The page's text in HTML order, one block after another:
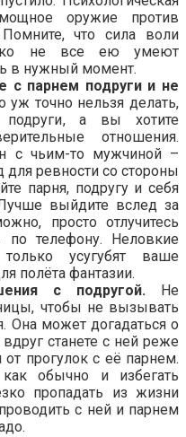
оружие против
что сила воли
не все ею умеют
в нужный момент.
с парнем подруги и не
уж точно нельзя делать,
подруги, а вы хотите
отношения.
с чьим-то мужчиной –
для ревности со стороны
парня, подругу и себя
выйдите вслед за
просто отлучитесь
по телефону. Неловкие
усугубят ваше
полёта фантазии.
с подругой. Не
чтобы не вызывать
Она может догадаться о
станете с ней реже
прогулок с её парнем.
обычно и избегать
пропадать из жизни
с ней и парнем